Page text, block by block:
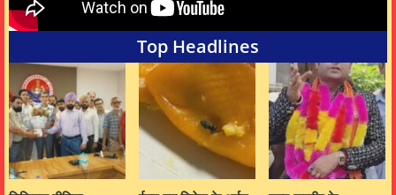
Top Headlines